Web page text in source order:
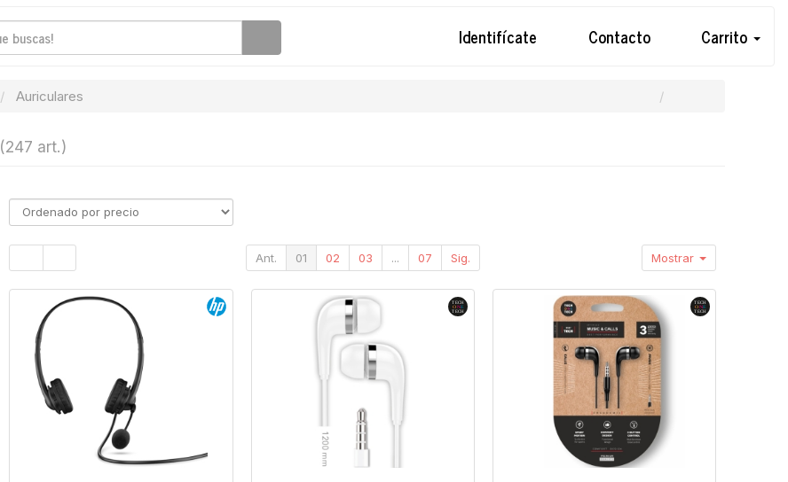
Identifícate Contacto Carrito
Auriculares
(247 art.)
Ant. 01 02 03 ... 07 Sig. Mostrar